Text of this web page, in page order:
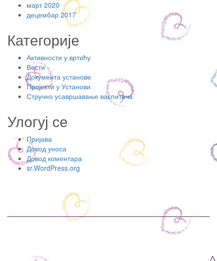
март 2020
децембар 2017
Категорије
Активности у вртићу
Вести
Документа установе
Пројекти у Установи
Стручно усавршавање васпитача
Улогуј се
Пријава
Довод уноса
Довод коментара
sr.WordPress.org